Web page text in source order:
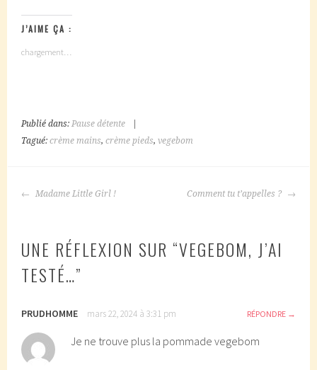
J’AIME ÇA :
chargement…
Publié dans:Pause détente
Tagué:crème mains,crème pieds,vegebom
NAVIGATION
Madame Little Girl ! Comment tu t’appelles ?
UNE RÉFLEXION SUR “VEGEBOM, J’AI
TESTÉ…”
PRUDHOMME mars 22, 2024 à 3:31 pm RÉPONDRE
Je ne trouve plus la pommade vegebom